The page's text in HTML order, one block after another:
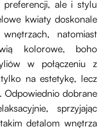
preferencji, ale i stylu
kwiaty doskonale
natomiast
kolorowe, boho
w połączeniu z
na estetykę, lecz
Odpowiednio dobrane
sprzyjając
detalom wnętrza